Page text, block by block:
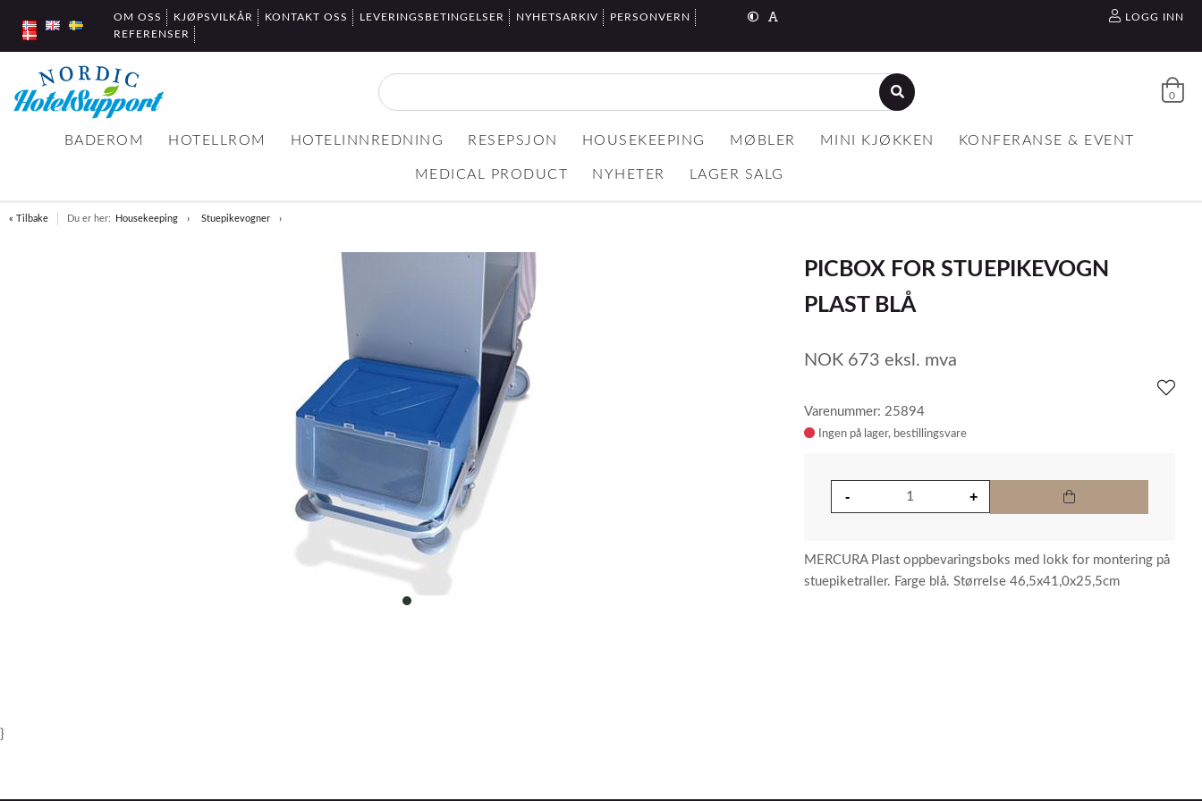
OM OSS KJØPSVILKÅR KONTAKT OSS LEVERINGSBETINGELSER NYHETSARKIV
PERSONVERN
REFERENSER
LOGG INN
0
BADEROM HOTELLROM HOTELINNREDNING RESEPSJON HOUSEKEEPING MØBLER MINI KJØKKEN KONFERANSE & EVENT
MEDICAL PRODUCT NYHETER LAGER SALG
« Tilbake Du er her: Housekeeping Stuepikevogner
item
PICBOX FOR STUEPIKEVOGN
PLAST BLÅ
NOK 673 eksl. mva
Varenummer: 25894
Ingen på lager
MERCURA Plast oppbevaringsboks med lokk for montering på
stuepiketraller. Farge blå. Størrelse 46,5x41,0x25,5cm
}